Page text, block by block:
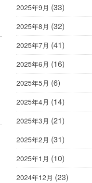
2025年9月 (33)
2025年8月 (32)
2025年7月 (41)
2025年6月 (16)
2025年5月 (6)
2025年4月 (14)
2025年3月 (21)
2025年2月 (31)
2025年1月 (10)
2024年12月 (23)